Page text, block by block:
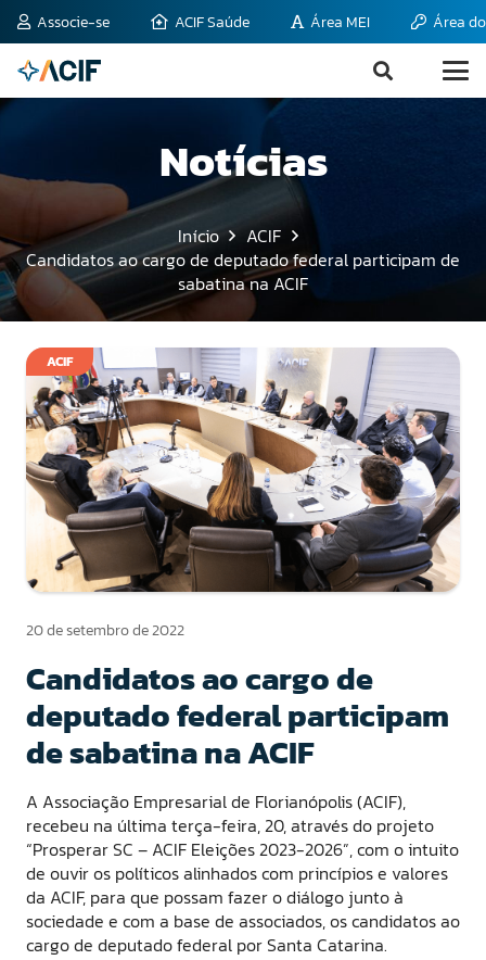
Associe-se ACIF Saúde Área MEI Área
Notícias
Início
ACIF
Candidatos ao cargo de deputado federal participam de
sabatina na ACIF
ACIF
20 de setembro de 2022
Candidatos ao cargo de
deputado federal participam
de sabatina na ACIF
A Associação Empresarial de Florianópolis (ACIF),
recebeu na última terça-feira, 20, através do projeto
“Prosperar SC – ACIF Eleições 2023-2026”, com o intuito
de ouvir os políticos alinhados com princípios e valores
da ACIF, para que possam fazer o diálogo junto à
sociedade e com a base de associados, os candidatos ao
cargo de deputado federal por Santa Catarina.